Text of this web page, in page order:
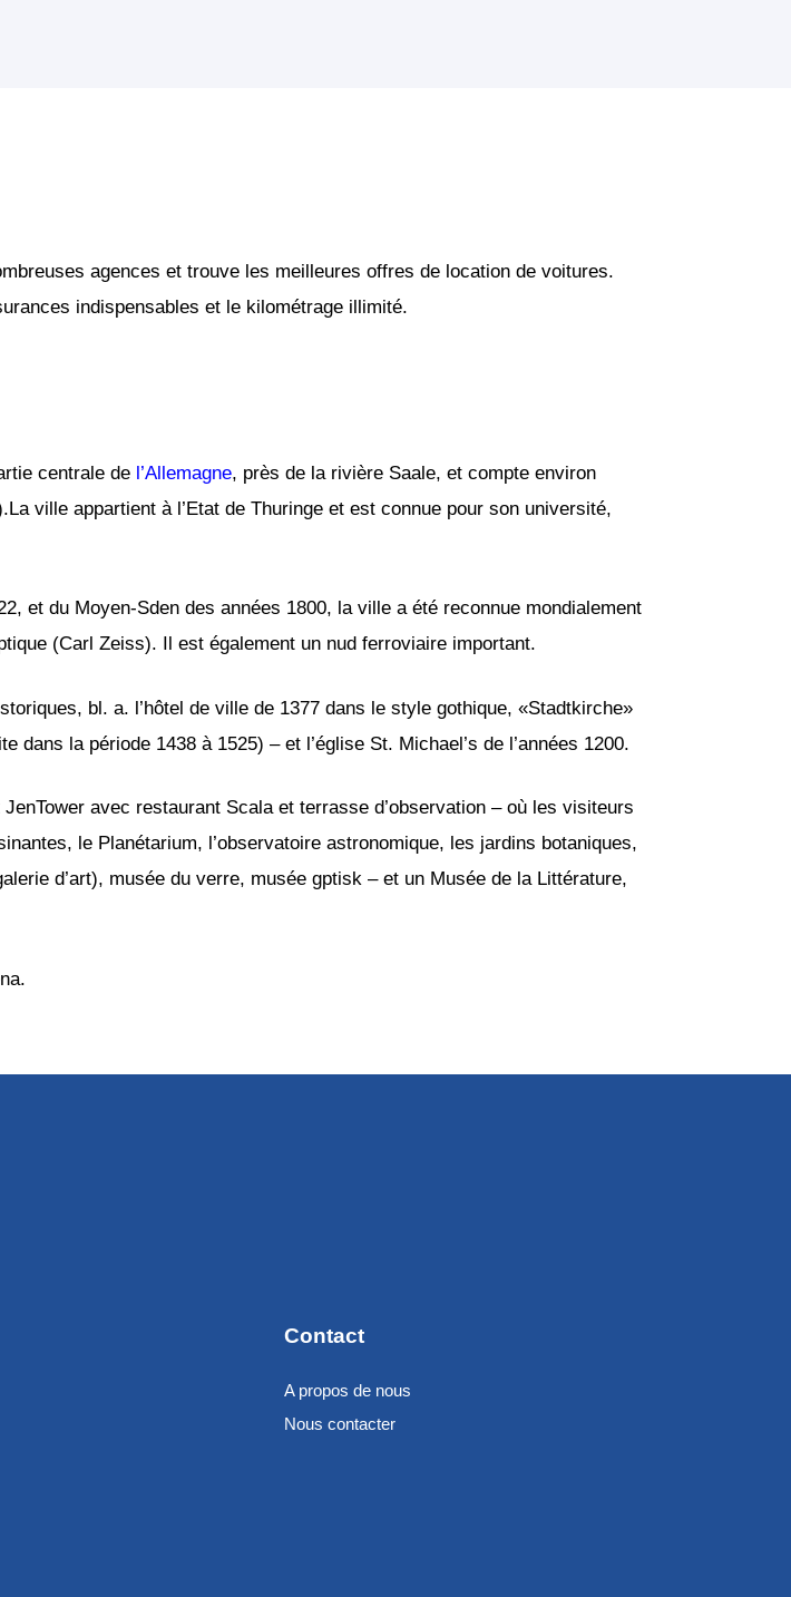
agences et trouve les meilleures offres de location de voitures.
indispensables et le kilométrage illimité.
centrale de l’Allemagne, près de la rivière Saale, et compte environ
ville appartient à l’Etat de Thuringe et est connue pour son université,
et du Moyen-Sden des années 1800, la ville a été reconnue mondialement
(Carl Zeiss). Il est également un nud ferroviaire important.
bl. a. l’hôtel de ville de 1377 dans le style gothique, «Stadtkirche»
dans la période 1438 à 1525) – et l’église St. Michael’s de l’années 1200.
avec restaurant Scala et terrasse d’observation – où les visiteurs
le Planétarium, l’observatoire astronomique, les jardins botaniques,
d’art), musée du verre, musée gptisk – et un Musée de la Littérature,
Contact
A propos de nous
Nous contacter